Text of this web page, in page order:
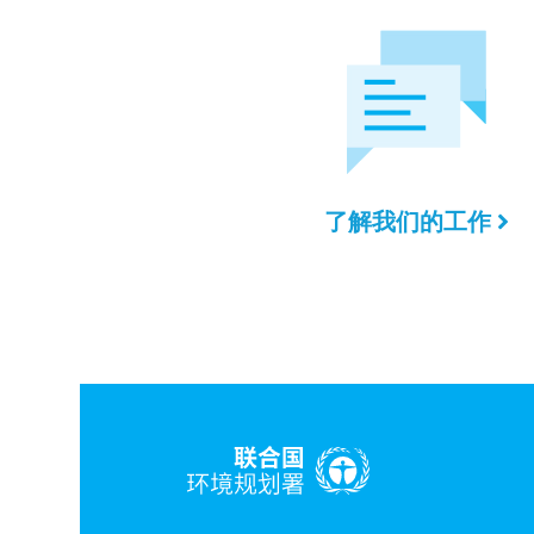
了解我们的工作